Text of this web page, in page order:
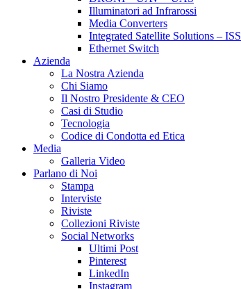
Illuminatori ad Infrarossi
Media Converters
Integrated Satellite Solutions – ISS
Ethernet Switch
Azienda
La Nostra Azienda
Chi Siamo
Il Nostro Presidente & CEO
Casi di Studio
Tecnologia
Codice di Condotta ed Etica
Media
Galleria Video
Parlano di Noi
Stampa
Interviste
Riviste
Collezioni Riviste
Social Networks
Ultimi Post
Pinterest
LinkedIn
Instagram